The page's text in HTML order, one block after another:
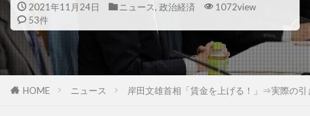
2021年11月24日 ニュース, 政治経済
1072view
53件
HOME ニュース 岸田文雄首相「賃金を上げる！」⇒実際の